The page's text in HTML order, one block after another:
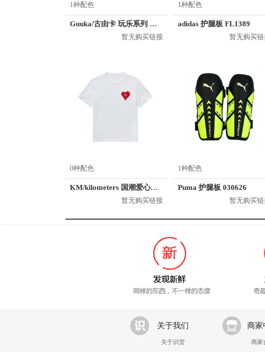
1种配色
Guuka/古由卡 玩乐系列 小怪兽系列 R2317
暂无购买链接
1种配色
adidas 护腿板 FL1389
暂无购买
0种配色
KM/kilometers 国潮爱心短袖T恤 M2X2108466
暂无购买链接
1种配色
Puma 护腿板 030626
暂无购买
关于我们
关于识货
商家
商家